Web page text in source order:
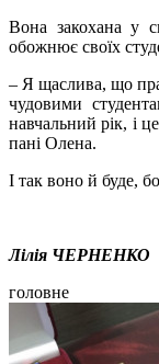
Вона закохана у
обожнює своїх
– Я щаслива, що
чудовими
навчальний рік, і
пані Олена.
І так воно й буде,
Лілія ЧЕРНЕНКО
головне